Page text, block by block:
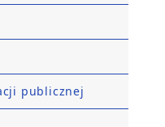
publicznej